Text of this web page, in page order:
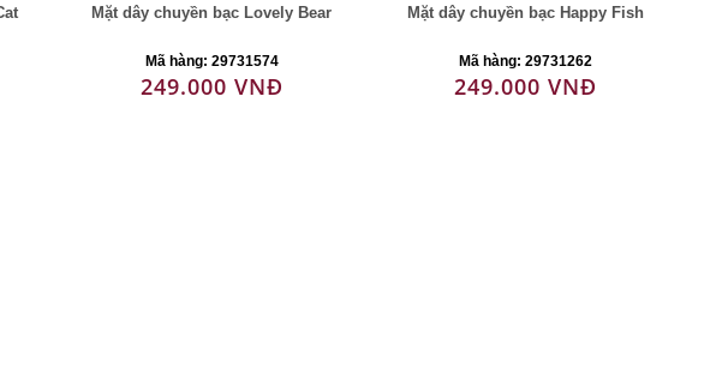
Mặt dây chuyền bạc Lovely Bear
Mã hàng: 29731574
249.000 VNĐ
Mặt dây chuyền bạc Happy Fish
Mã hàng: 29731262
249.000 VNĐ